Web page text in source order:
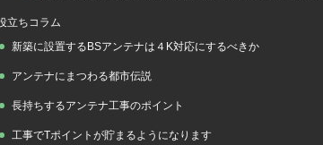
立ちコラム
新築に設置するBSアンテナは４K対応にするべきか
アンテナにまつわる都市伝説
長持ちするアンテナ工事のポイント
工事でTポイントが貯まるようになります